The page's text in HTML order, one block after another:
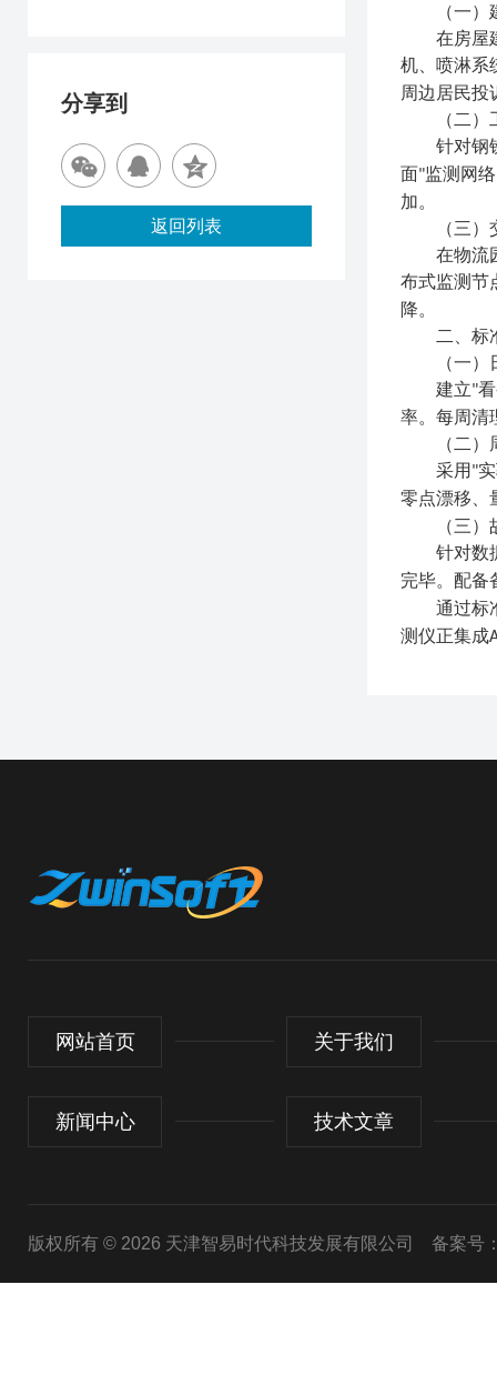
（一
在房屋
机、喷淋系
周边居民投
（二
针对钢
面"监测网
加。
（三
在物流
布式监测节
降。
二、标
（一
建立"看
率。每周清
（二
采用 "
零点漂移、
（三
针对数
完毕。配备
通过标
测仪正集成
分享到
返回列表
网站首页 关于我们
新闻中心 技术文章
版权所有 © 2026 天津智易时代科技发展有限公司 备案号